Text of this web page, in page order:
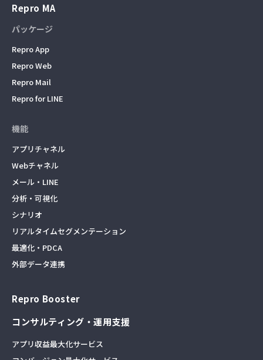
Repro MA
パッケージ
Repro App
Repro Web
Repro Mail
Repro for LINE
機能
アプリチャネル
Webチャネル
メール・LINE
分析・可視化
シナリオ
リアルタイムセグメンテーション
最適化・PDCA
外部データ連携
Repro Booster
コンサルティング・運用支援
アプリ収益最大化サービス